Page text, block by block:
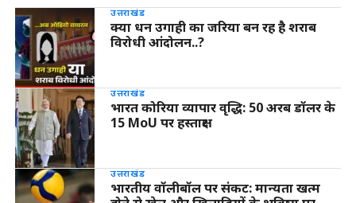
उत्तराखंड
क्या धन उगाही का जरिया बन रह है शराब
विरोधी आंदोलन..?
उत्तराखंड
भारत कोरिया व्यापार वृद्धि: 50 अरब डॉलर के
15 MoU पर हस्ताक्षर
उत्तराखंड
भारतीय वॉलीबॉल पर संकट: मान्यता खत्म